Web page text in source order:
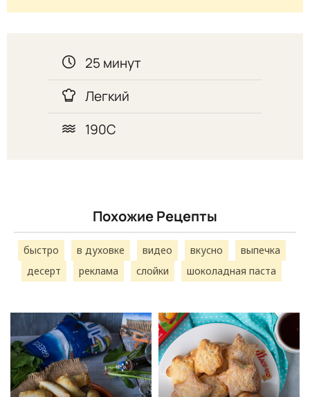
25 минут
Легкий
190С
Похожие Рецепты
быстро в духовке видео вкусно
выпечка
десерт
реклама слойки шоколадная паста